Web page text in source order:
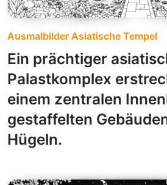
Ausmalbilder Asiatische Tempel
Ein prächtiger
Palastkomplex
einem zentralen
gestaffelten
Hügeln.